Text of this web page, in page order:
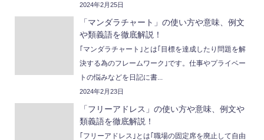
2024年2月25日
「マンダラチャート」の使い方や意味、例文
や類義語を徹底解説！
｢マンダラチャート｣とは｢目標を達成したり問題を解
決する為のフレームワーク｣です。仕事やプライベー
トの悩みなどを日記に書...
2024年2月23日
「フリーアドレス」の使い方や意味、例文や
類義語を徹底解説！
｢フリーアドレス｣とは｢職場の固定席を廃止して自由